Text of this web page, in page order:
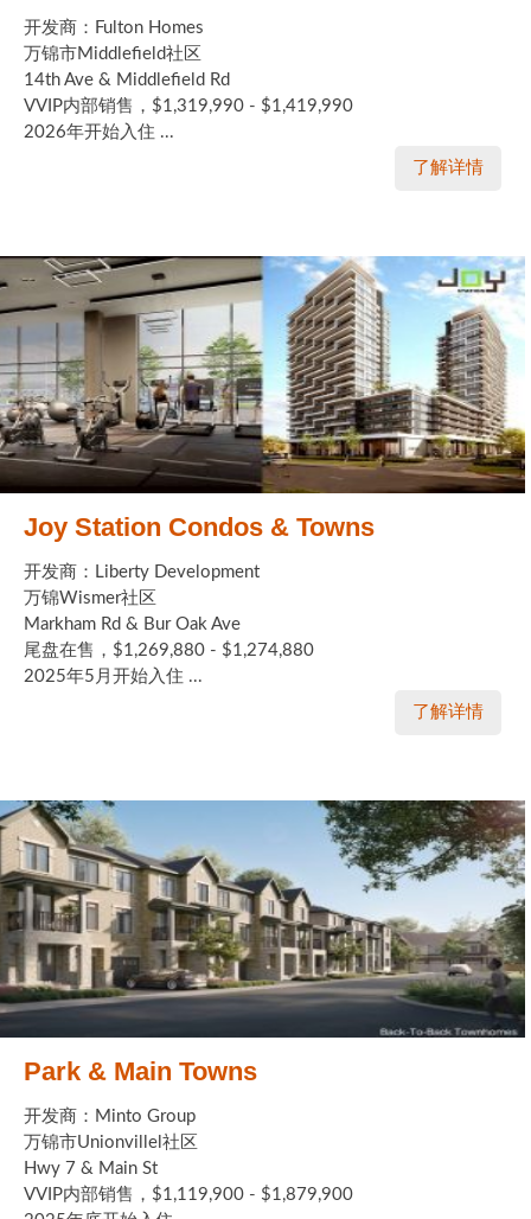
开发商：Fulton Homes
万锦市Middlefield社区
14th Ave & Middlefield Rd
VVIP内部销售，$1,319,990 - $1,419,990
2026年开始入住 ...
了解详情
Joy Station Condos & Towns
开发商：Liberty Development
万锦Wismer社区
Markham Rd & Bur Oak Ave
尾盘在售，$1,269,880 - $1,274,880
2025年5月开始入住 ...
了解详情
Park & Main Towns
开发商：Minto Group
万锦市Unionvillel社区
Hwy 7 & Main St
VVIP内部销售，$1,119,900 - $1,879,900